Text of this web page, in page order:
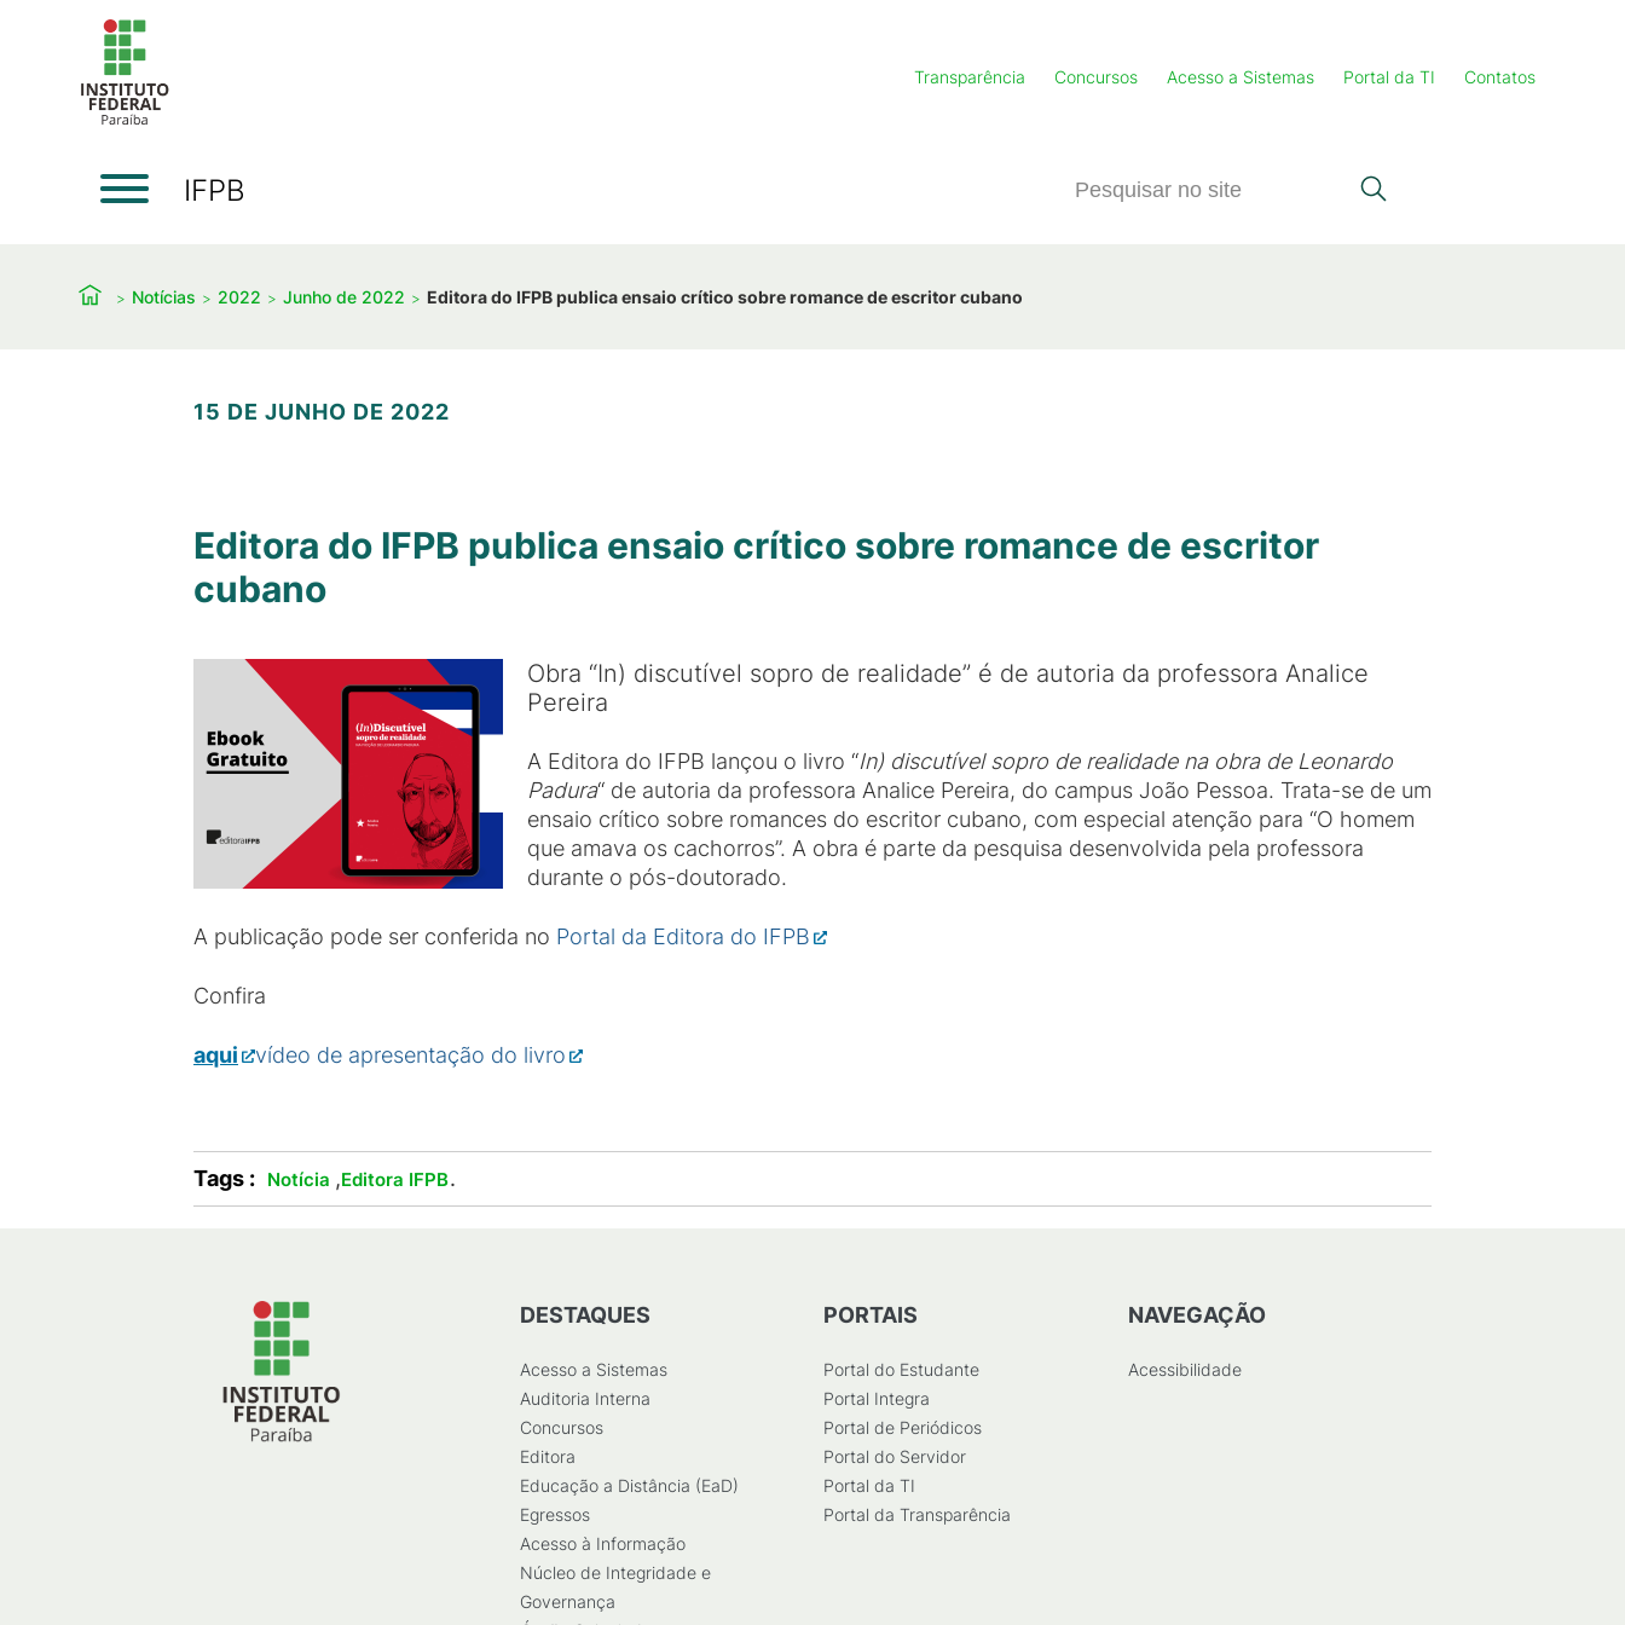
Transparência Concursos Acesso a Sistemas Portal da TI Contatos
IFPB
Notícias 2022 Junho de 2022 Editora do IFPB publica ensaio crítico sobre romance de escritor cubano
15 DE JUNHO DE 2022
Editora do IFPB publica ensaio crítico sobre romance de escritor
cubano
Obra “In) discutível sopro de realidade” é de autoria da professora Analice
Pereira
A Editora do IFPB lançou o livro “In) discutível sopro de realidade na obra de Leonardo
Padura“ de autoria da professora Analice Pereira, do campus João Pessoa. Trata-se de um
ensaio crítico sobre romances do escritor cubano, com especial atenção para “O homem
que amava os cachorros”. A obra é parte da pesquisa desenvolvida pela professora
durante o pós-doutorado.
A publicação pode ser conferida no Portal da Editora do IFPB
Confira
aqui vídeo de apresentação do livro
Tags : Notícia ,Editora IFPB.
DESTAQUES
Acesso a Sistemas
Auditoria Interna
Concursos
Editora
Educação a Distância (EaD)
Egressos
Acesso à Informação
Núcleo de Integridade e
Governança
PORTAIS
Portal do Estudante
Portal Integra
Portal de Periódicos
Portal do Servidor
Portal da TI
Portal da Transparência
NAVEGAÇÃO
Acessibilidade